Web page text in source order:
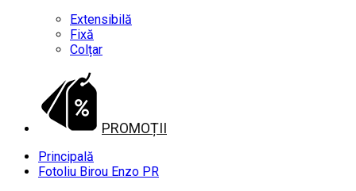
Extensibilă
Fixă
Colțar
PROMOȚII
Principală
Fotoliu Birou Enzo PR